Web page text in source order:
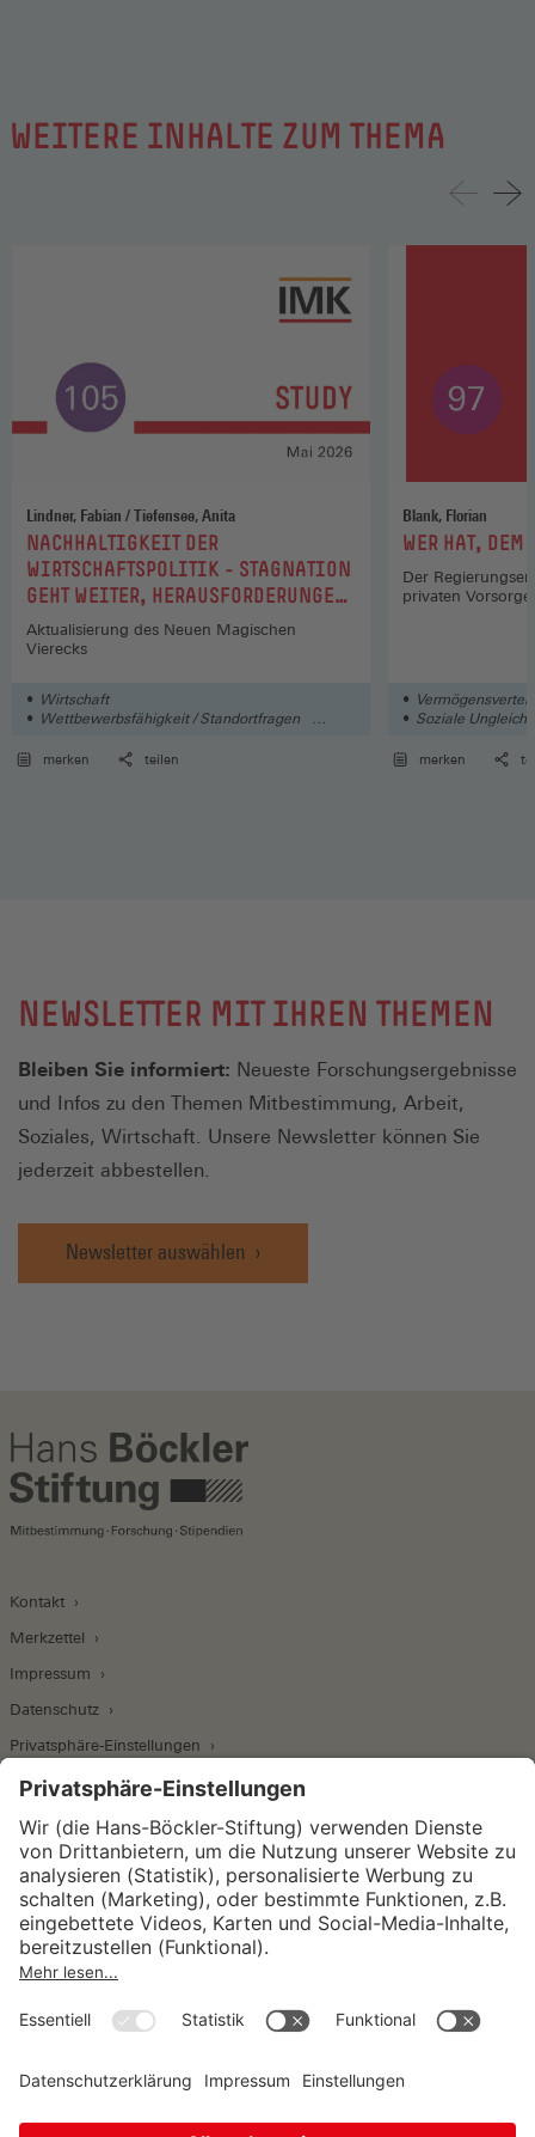
WEITERE INHALTE ZUM THEMA
Lindner, Fabian / Tiefensee, Anita
:NACHHALTIGKEIT DER
WIRTSCHAFTSPOLITIK - STAGNATION
GEHT WEITER, HERAUSFORDERUNGEN
STEIGEN
Aktualisierung des Neuen Magischen
Vierecks
Wirtschaft
Wettbewerbsfähigkeit / Standortfragen
merken
teilen
Blank, Florian
:WER HAT, DEM
Der
privaten Vorsorge
Soziale
merken
NEWSLETTER MIT IHREN THEMEN
Bleiben Sie informiert: Neueste Forschungsergebnisse
und Infos zu den Themen Mitbestimmung, Arbeit,
Soziales, Wirtschaft. Unsere Newsletter können Sie
jederzeit abbestellen.
Newsletter auswählen
Kontakt
Merkzettel
Impressum
Datenschutz
Privatsphäre-Einstellungen
Wirtschafts- und Sozialwissenschaftliches Institut
Institut für Makroökonomie und
Konjunkturforschung
Unternehmensführung